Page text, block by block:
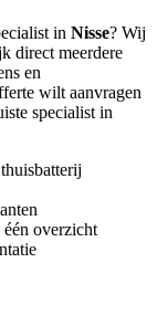
in Nisse? Wij
direct meerdere
en
wilt aanvragen
specialist in
overzicht